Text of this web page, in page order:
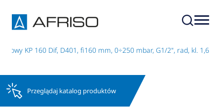
KP 160 Dif, D401, fi160 mm, 0÷250 mbar, G1/2", rad, kl. 1,6
Przeglądaj katalog produktów